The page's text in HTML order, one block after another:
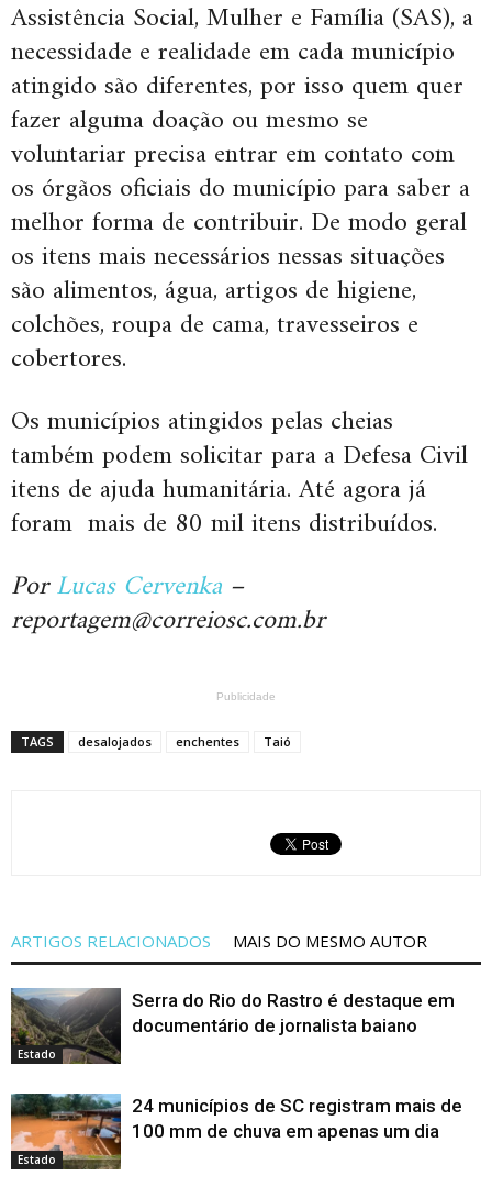
Assistência Social, Mulher e Família (SAS), a
necessidade e realidade em cada município
atingido são diferentes, por isso quem quer
fazer alguma doação ou mesmo se
voluntariar precisa entrar em contato com
os órgãos oficiais do município para saber a
melhor forma de contribuir. De modo geral
os itens mais necessários nessas situações
são alimentos, água, artigos de higiene,
colchões, roupa de cama, travesseiros e
cobertores.
Os municípios atingidos pelas cheias
também podem solicitar para a Defesa Civil
itens de ajuda humanitária. Até agora já
foram mais de 80 mil itens distribuídos.
PorLucas Cervenka –
reportagem@correiosc.com.br
Publicidade
TAGS desalojados enchentes Taió
ARTIGOS RELACIONADOS MAIS DO MESMO AUTOR
Estado
Serra do Rio do Rastro é destaque em
documentário de jornalista baiano
Estado
24 municípios de SC registram mais de
100 mm de chuva em apenas um dia